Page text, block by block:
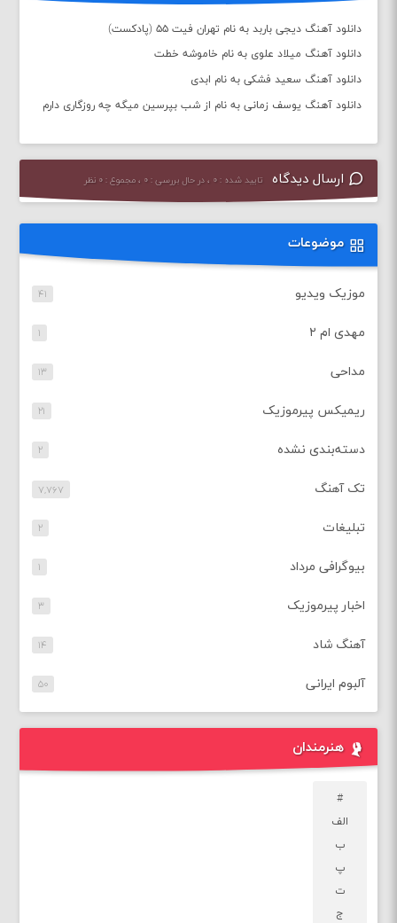
دانلود آهنگ دیجی باربد به نام تهران فیت ۵۵ (پادکست)
دانلود آهنگ میلاد علوی به نام خاموشه خطت
دانلود آهنگ سعید فشکی به نام ابدی
دانلود آهنگ یوسف زمانی به نام از شب بپرسین میگه چه روزگاری دارم
ارسال دیدگاه تایید شده : ۰ ، در حال بررسی : ۰ ، مجموع : ۰ نظر
موضوعات
موزیک ویدیو ۴۱
مهدی ام ۲ ۱
مداحی ۱۳
ریمیکس پیرموزیک ۲۱
دسته‌بندی نشده ۲
تک آهنگ ۷,۷۶۷
تبلیغات ۲
بیوگرافی مرداد ۱
اخبار پیرموزیک ۳
آهنگ شاد ۱۴
آلبوم ایرانی ۵۰
هنرمندان
#
الف
ب
پ
ت
ج